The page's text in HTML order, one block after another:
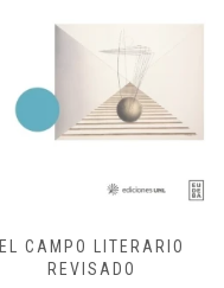
EL CAMPO LITERARIO
REVISADO